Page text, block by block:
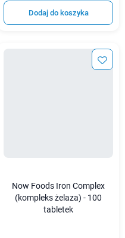
Dodaj do koszyka
Now Foods Iron Complex
(kompleks żelaza) - 100
tabletek